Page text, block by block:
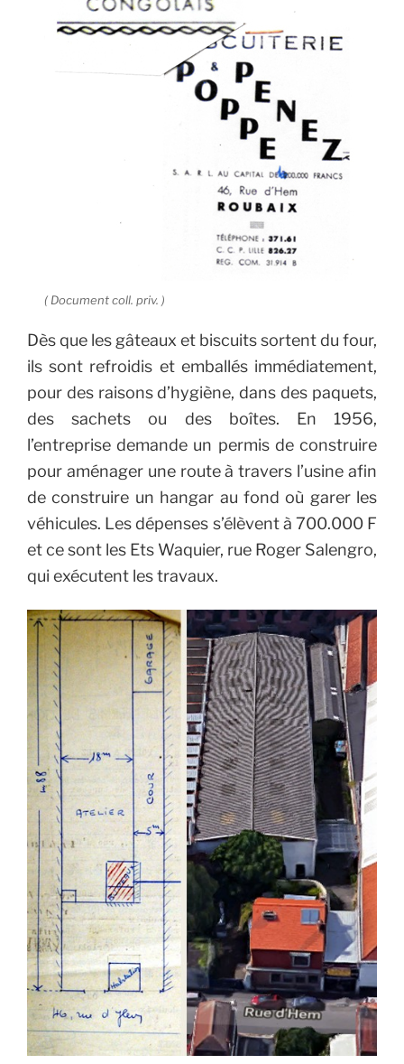
( Document coll. priv. )
Dès que les gâteaux et biscuits sortent du four,
ils sont refroidis et emballés immédiatement,
pour des raisons d’hygiène, dans des paquets,
des sachets ou des boîtes. En 1956,
l’entreprise demande un permis de construire
pour aménager une route à travers l’usine afin
de construire un hangar au fond où garer les
véhicules. Les dépenses s’élèvent à 700.000 F
et ce sont les Ets Waquier, rue Roger Salengro,
qui exécutent les travaux.